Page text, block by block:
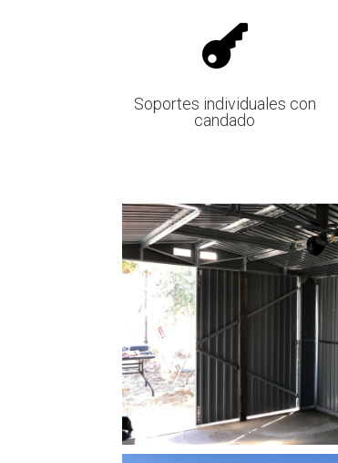

Soportes individuales con
candado